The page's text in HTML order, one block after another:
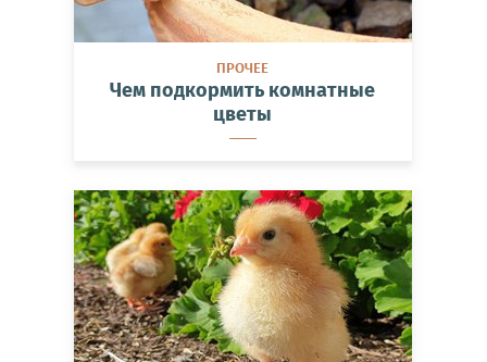
ПРОЧЕЕ
Чем подкормить комнатные
цветы